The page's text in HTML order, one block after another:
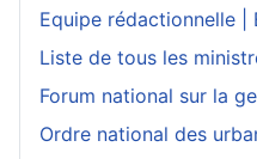
Equipe rédactionnelle |
Liste de tous les
Forum national sur la
Ordre national des